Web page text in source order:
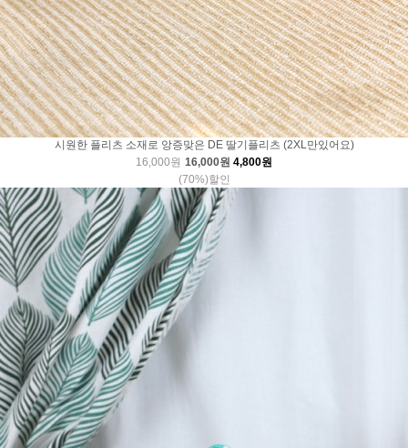
시원한 플리츠 소재로 앙증맞은 DE 딸기플리츠 (2XL만있어요)
16,000원 16,000원 4,800원
(70%)할인